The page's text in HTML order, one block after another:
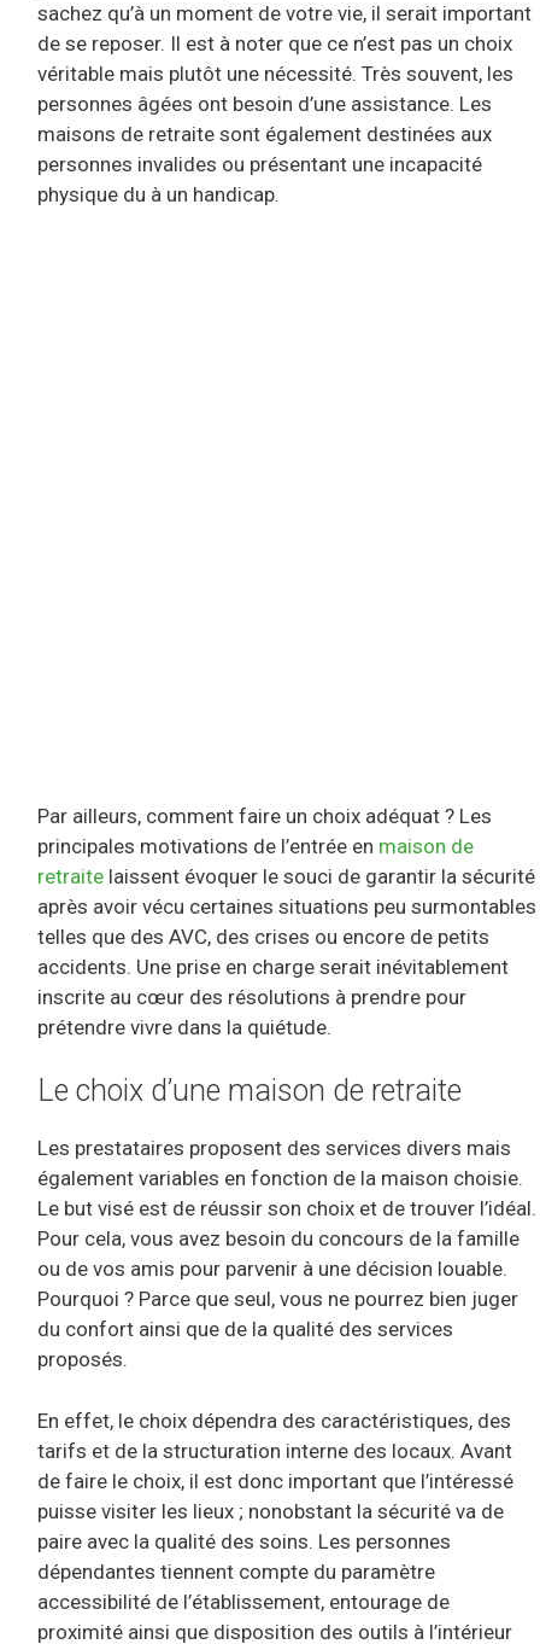
sachez qu’à un moment de votre vie, il serait important
de se reposer. Il est à noter que ce n’est pas un choix
véritable mais plutôt une nécessité. Très souvent, les
personnes âgées ont besoin d’une assistance. Les
maisons de retraite sont également destinées aux
personnes invalides ou présentant une incapacité
physique du à un handicap.
Par ailleurs, comment faire un choix adéquat ? Les
principales motivations de l’entrée en maison de
retraite laissent évoquer le souci de garantir la sécurité
après avoir vécu certaines situations peu surmontables
telles que des AVC, des crises ou encore de petits
accidents. Une prise en charge serait inévitablement
inscrite au cœur des résolutions à prendre pour
prétendre vivre dans la quiétude.
Le choix d’une maison de retraite
Les prestataires proposent des services divers mais
également variables en fonction de la maison choisie.
Le but visé est de réussir son choix et de trouver l’idéal.
Pour cela, vous avez besoin du concours de la famille
ou de vos amis pour parvenir à une décision louable.
Pourquoi ? Parce que seul, vous ne pourrez bien juger
du confort ainsi que de la qualité des services
proposés.
En effet, le choix dépendra des caractéristiques, des
tarifs et de la structuration interne des locaux. Avant
de faire le choix, il est donc important que l’intéressé
puisse visiter les lieux ; nonobstant la sécurité va de
paire avec la qualité des soins. Les personnes
dépendantes tiennent compte du paramètre
accessibilité de l’établissement, entourage de
proximité ainsi que disposition des outils à l’intérieur